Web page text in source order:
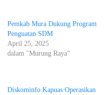
Pemkab Mura Dukung Program
Penguatan SDM
April 25, 2025
dalam "Murung Raya"
Diskominfo Kapuas Operasikan